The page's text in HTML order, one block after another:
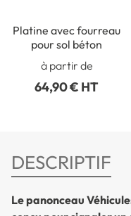
Platine avec fourreau
pour sol béton
à partir de
64,90 € HT
DESCRIPTIF
Le panonceau